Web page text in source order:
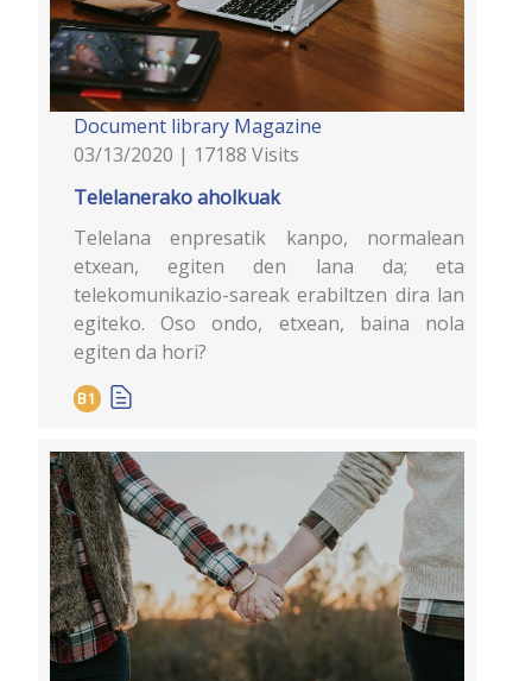
Document library Magazine
03/13/2020 | 17188 Visits
Telelanerako aholkuak
Telelana enpresatik kanpo, normalean
etxean, egiten den lana da; eta
telekomunikazio-sareak erabiltzen dira lan
egiteko. Oso ondo, etxean, baina nola
egiten da hori?
B1